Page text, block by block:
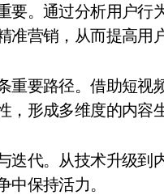
要。通过分析用户
营销，从而提高用
重要路径。借助短
形成多维度的内容
迭代。从技术升级
保持活力。